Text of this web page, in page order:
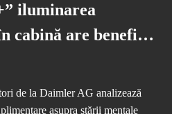
iluminarea
cabină are beneficii
șoferii de
de la Daimler AG analizează
asupra stării mentale